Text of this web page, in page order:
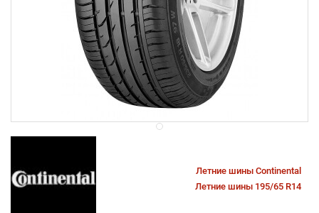
Летние шины Continental
Летние шины 195/65 R14